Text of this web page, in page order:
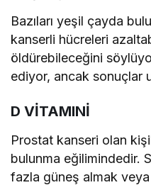
Bazıları yeşil çayda
kanserli hücreleri
öldürebileceğini
ediyor, ancak sonuçlar
D VİTAMINİ
Prostat kanseri olan
bulunma eğilimindedir.
fazla güneş almak